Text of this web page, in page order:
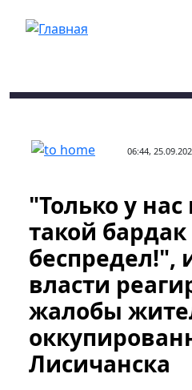
06:44,
"Только у нас
такой бардак
беспредел!",
власти
жалобы
Лисичанска